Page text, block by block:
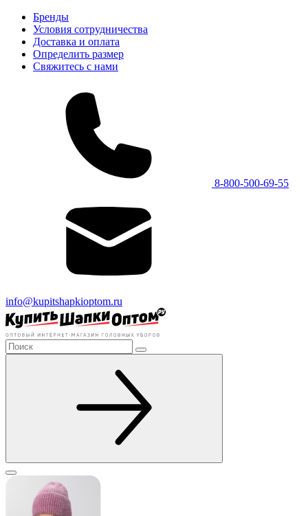
Бренды
Условия сотрудничества
Доставка и оплата
Определить размер
Свяжитесь с нами
8-800-500-69-55
info@kupitshapkioptom.ru